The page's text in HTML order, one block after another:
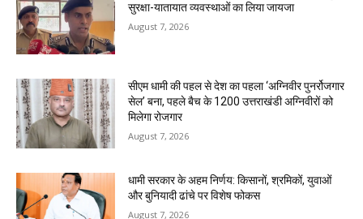
सुरक्षा-यातायात व्यवस्थाओं का लिया जायजा
August 7, 2026
सीएम धामी की पहल से देश का पहला ‘अग्निवीर पुनर्रोजगार
सेल’ बना, पहले बैच के 1200 उत्तराखंडी अग्निवीरों को
मिलेगा रोजगार
August 7, 2026
धामी सरकार के अहम निर्णय: किसानों, श्रमिकों, युवाओं
और बुनियादी ढांचे पर विशेष फोकस
August 7, 2026